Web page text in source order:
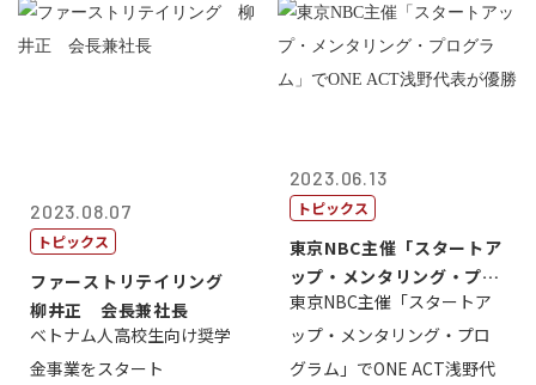
2023.08.07
トピックス
ファーストリテイリング
柳井正 会長兼社長
ベトナム人高校生向け奨学
金事業をスタート
2023.06.13
トピックス
東京NBC主催「スタートア
ップ・メンタリング・プロ
グラム」で...
東京NBC主催「スタートア
ップ・メンタリング・プロ
グラム」でONE ACT浅野代